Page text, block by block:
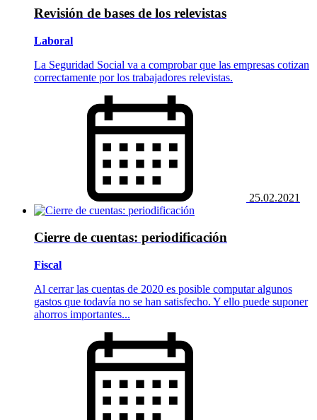
Revisión de bases de los relevistas
Laboral
La Seguridad Social va a comprobar que las empresas cotizan
correctamente por los trabajadores relevistas.
25.02.2021
Cierre de cuentas: periodificación
Fiscal
Al cerrar las cuentas de 2020 es posible computar algunos
gastos que todavía no se han satisfecho. Y ello puede suponer
ahorros importantes...